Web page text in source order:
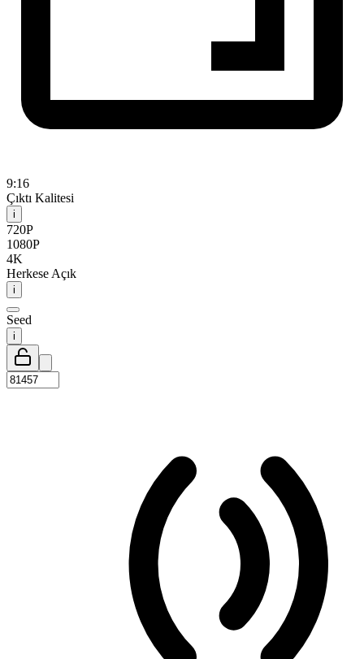
9:16
Çıktı Kalitesi
i
720P
1080P
4K
Herkese Açık
i
Seed
i